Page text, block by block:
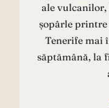
ale vulcanilor,
șopârle printre
Tenerife mai
săptămână, la